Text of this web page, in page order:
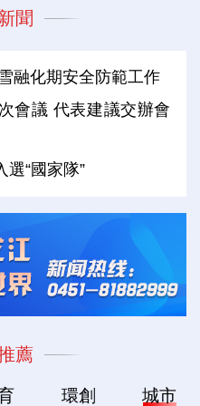
聞
融化期安全防範工作
會議 代表建議交辦會
“國家隊”
薦
環創 城市